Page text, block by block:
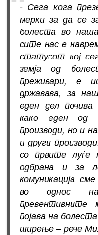
- Сега кога
мерки за да се
болеста во
сите нас e
статусот кој
земја од
преживари, е
државава, за
еден дел
како еден од
производи, но и
и други
со првите луѓе
одбрана и за
комуникација
во однос
појава на
ширење – рече